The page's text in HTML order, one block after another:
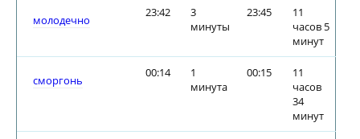
молодечно
23:42
3
минуты
23:45
11
часов 5
минут
сморгонь
00:14
1
минута
00:15
11
часов
34
минут